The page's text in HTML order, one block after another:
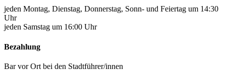
jeden Montag, Dienstag, Donnerstag, Sonn- und Feiertag um 14:30
Uhr
jeden Samstag um 16:00 Uhr
Bezahlung
Bar vor Ort bei den Stadtführer/innen